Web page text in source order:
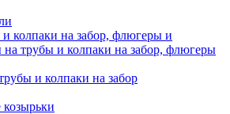
колпаки на забор, флюгеры и
на трубы и колпаки на забор, флюгеры
и колпаки на забор